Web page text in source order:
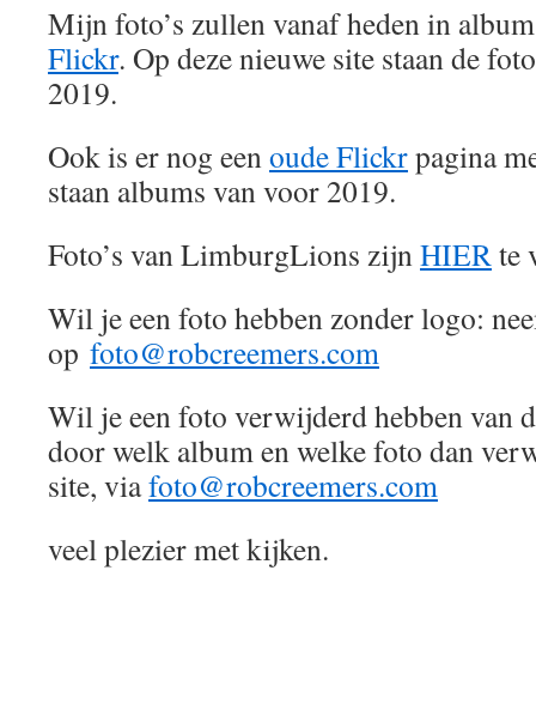
Mijn foto’s zullen vanaf heden in
Flickr. Op deze nieuwe site staan de
2019.
Ook is er nog eenoude Flickrpagina
staan albums van voor 2019.
Foto’s van LimburgLions zijnHIERte
Wil je een foto hebben zonder logo:
op foto@robcreemers.com
Wil je een foto verwijderd hebben van
door welk album en welke foto dan
site, viafoto@robcreemers.com
veel plezier met kijken.